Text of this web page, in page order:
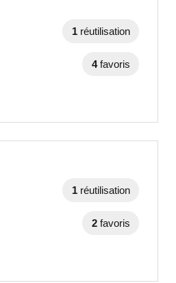
1 réutilisation
4 favoris
1 réutilisation
2 favoris